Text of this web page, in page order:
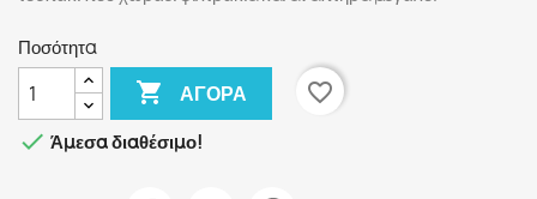
Ποσότητα
 ΑΓΟΡΆ
favorite_border
 Άμεσα διαθέσιμο!